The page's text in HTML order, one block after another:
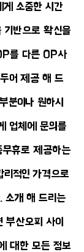
소중한 시간
반으로 확신을
를 다른 OP사
어 제공 해 드
분이나 원하시
업체에 문의를
휴로 제공하는
적인 가격으로
소개 해 드리는
부산오피 사이
대한 모든 정보